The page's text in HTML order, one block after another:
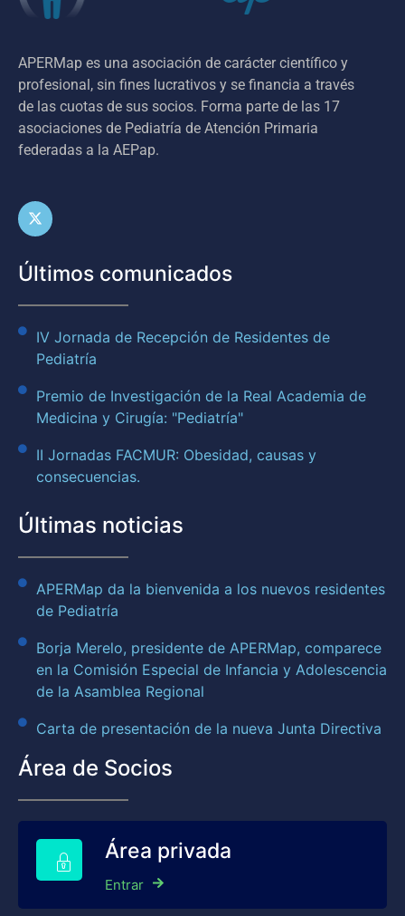
APERMap es una asociación de carácter científico y
profesional, sin fines lucrativos y se financia a través
de las cuotas de sus socios. Forma parte de las 17
asociaciones de Pediatría de Atención Primaria
federadas a la AEPap.
Últimos comunicados
IV Jornada de Recepción de Residentes de
Pediatría
Premio de Investigación de la Real Academia de
Medicina y Cirugía: "Pediatría"
II Jornadas FACMUR: Obesidad, causas y
consecuencias.
Últimas noticias
APERMap da la bienvenida a los nuevos residentes
de Pediatría
Borja Merelo, presidente de APERMap, comparece
en la Comisión Especial de Infancia y Adolescencia
de la Asamblea Regional
Carta de presentación de la nueva Junta Directiva
Área de Socios
Área privada
Entrar